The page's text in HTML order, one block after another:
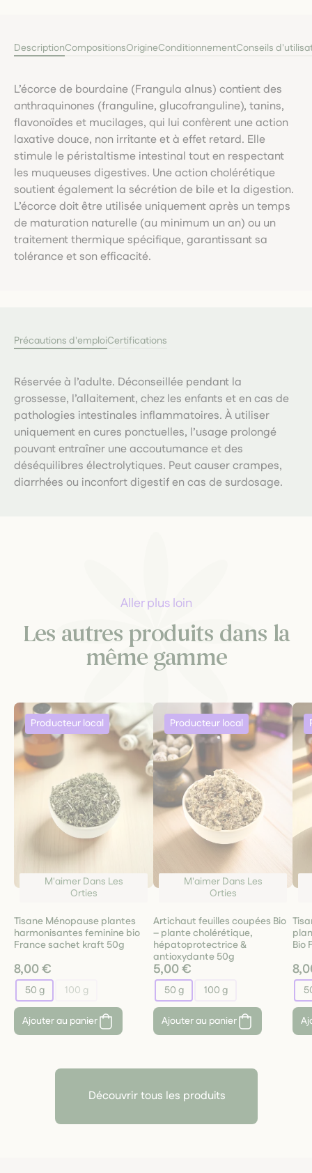
DescriptionCompositionsOrigineConditionnementConseils
L’écorce de bourdaine (Frangula alnus) contient des
anthraquinones (franguline, glucofranguline), tanins,
flavonoïdes et mucilages, qui lui confèrent une action
laxative douce, non irritante et à effet retard. Elle
stimule le péristaltisme intestinal tout en respectant
les muqueuses digestives. Une action cholérétique
soutient également la sécrétion de bile et la digestion.
L’écorce doit être utilisée uniquement après un temps
de maturation naturelle (au minimum un an) ou un
traitement thermique spécifique, garantissant sa
tolérance et son efficacité.
Précautions d'emploiCertifications
Réservée à l’adulte. Déconseillée pendant la
grossesse, l’allaitement, chez les enfants et en cas de
pathologies intestinales inflammatoires. À utiliser
uniquement en cures ponctuelles, l’usage prolongé
pouvant entraîner une accoutumance et des
déséquilibres électrolytiques. Peut causer crampes,
diarrhées ou inconfort digestif en cas de surdosage.
Aller plus loin
Les autres produits dans la
même gamme
M'aimer Dans Les
Orties
Tisane Ménopause plantes
harmonisantes feminine bio
France sachet kraft 50g
8,00 €
50 g 100 g
Ajouter au panier
M'aimer Dans Les
Orties
Artichaut feuilles coupées Bio
– plante cholérétique,
hépatoprotectrice &
antioxydante 50g
5,00 €
50 g 100 g
Ajouter au panier
Bio
Découvrir tous les produits